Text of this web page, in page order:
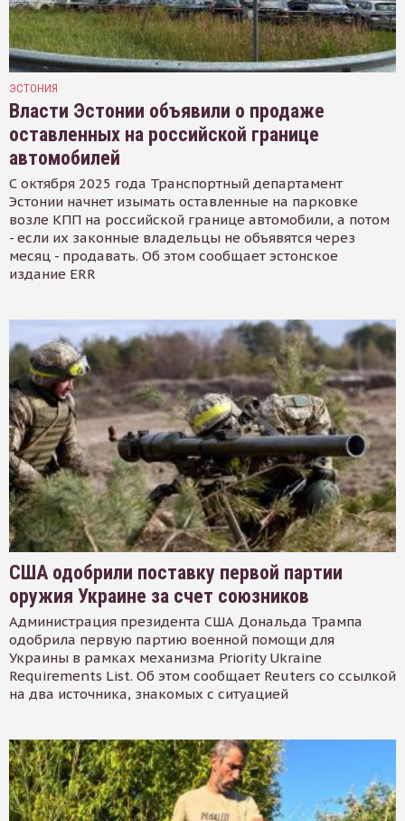
ЭСТОНИЯ
Власти Эстонии объявили о продаже
оставленных на российской границе
автомобилей
С октября 2025 года Транспортный департамент
Эстонии начнет изымать оставленные на парковке
возле КПП на российской границе автомобили, а потом
- если их законные владельцы не объявятся через
месяц - продавать. Об этом сообщает эстонское
издание ERR
США одобрили поставку первой партии
оружия Украине за счет союзников
Администрация президента США Дональда Трампа
одобрила первую партию военной помощи для
Украины в рамках механизма Priority Ukraine
Requirements List. Об этом сообщает Reuters со ссылкой
на два источника, знакомых с ситуацией